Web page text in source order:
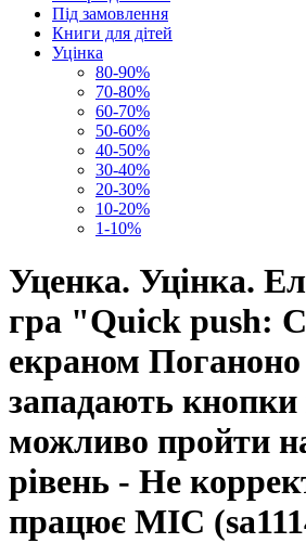
Під замовлення
Книги для дітей
Уцінка
80-90%
70-80%
60-70%
50-60%
40-50%
30-40%
20-30%
10-20%
1-10%
Уценка. Уцінка.
гра "Quick push:
екраном
западають кнопки
можливо пройти
рівень - Не
працює MIC